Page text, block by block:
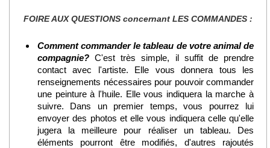
FOIRE AUX QUESTIONS concernant LES COMMANDES :
Comment commander le tableau de votre animal de
compagnie? C'est très simple, il suffit de prendre
contact avec l'artiste. Elle vous donnera tous les
renseignements nécessaires pour pouvoir commander
une peinture à l'huile. Elle vous indiquera la marche à
suivre. Dans un premier temps, vous pourrez lui
envoyer des photos et elle vous indiquera celle qu'elle
jugera la meilleure pour réaliser un tableau. Des
éléments pourront être modifiés, d'autres rajoutés